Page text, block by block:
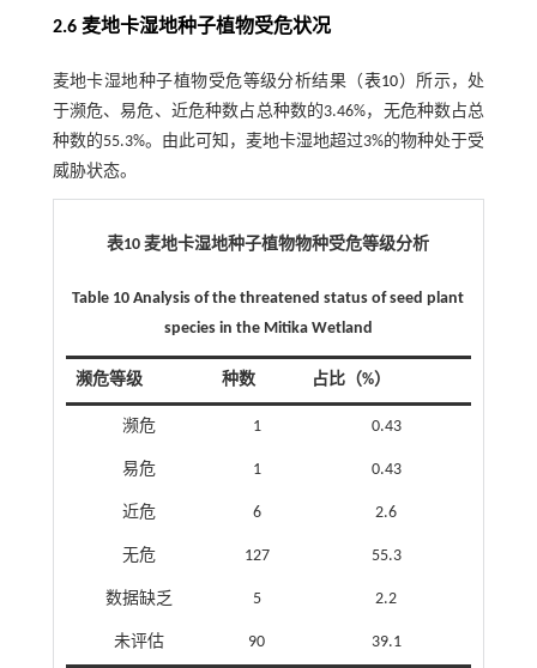
2.6 麦地卡湿地种子植物受危状况
麦地卡湿地种子植物受危等级分析结果（表10）所示，处
于濒危、易危、近危种数占总种数的3.46%，无危种数占总
种数的55.3%。由此可知，麦地卡湿地超过3%的物种处于受
威胁状态。
表10 麦地卡湿地种子植物物种受危等级分析
​​Table 10 Analysis of the threatened status of seed plant
species in the Mitika Wetland
濒危等级 种数 占比（%）
濒危 1 0.43
易危 1 0.43
近危 6 2.6
无危 127 55.3
数据缺乏 5 2.2
未评估 90 39.1